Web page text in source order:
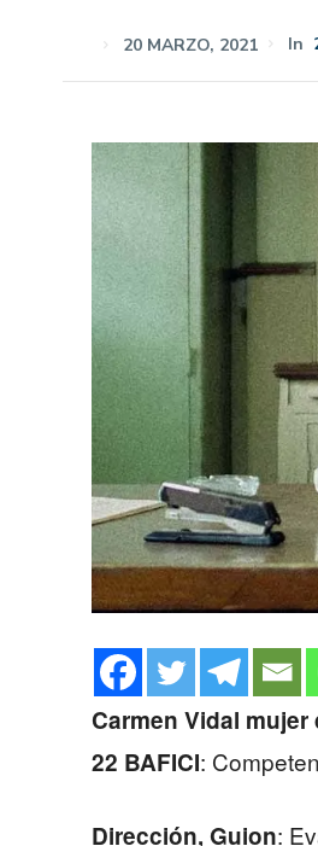
20 MARZO, 2021 In
Carmen Vidal
22 BAFICI:
Dirección, Guion: